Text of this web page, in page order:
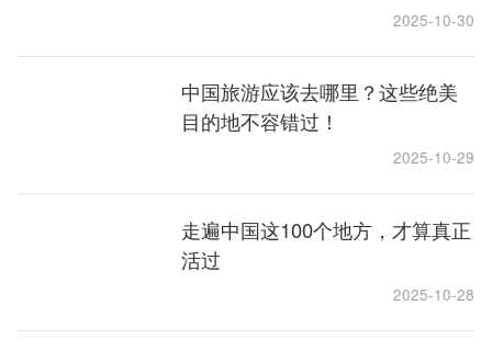
2025-10-30
中国旅游应该去哪里？这些绝美
目的地不容错过！
2025-10-29
走遍中国这100个地方，才算真正
活过
2025-10-28